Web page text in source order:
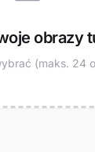
obrazy
(maks. 24